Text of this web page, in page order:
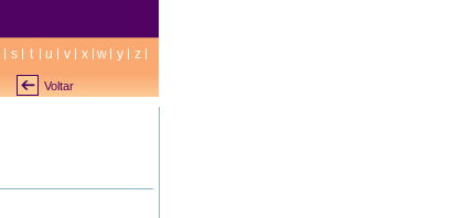
s t u v x w y z
Voltar